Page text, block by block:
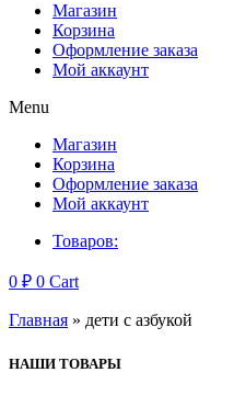
Магазин
Корзина
Оформление заказа
Мой аккаунт
Menu
Магазин
Корзина
Оформление заказа
Мой аккаунт
Товаров:
0 ₽ 0 Cart
Главная » дети с азбукой
НАШИ ТОВАРЫ